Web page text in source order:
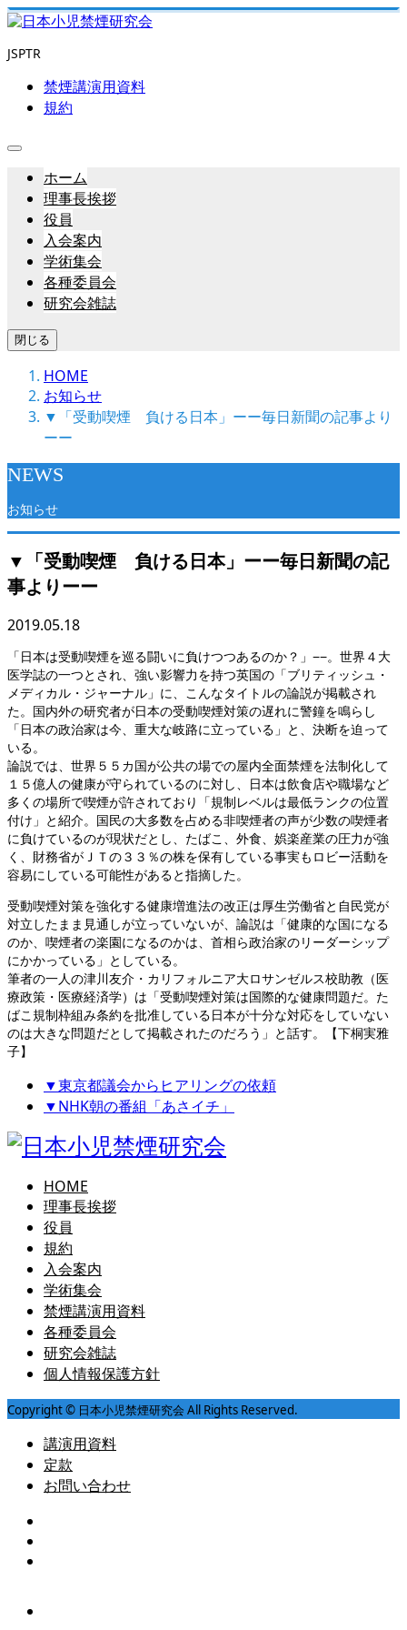
JSPTR
禁煙講演用資料
規約
ホーム
理事長挨拶
役員
入会案内
学術集会
各種委員会
研究会雑誌
閉じる
HOME
お知らせ
▼「受動喫煙 負ける日本」ーー毎日新聞の記事より
ーー
NEWS
お知らせ
▼「受動喫煙 負ける日本」ーー毎日新聞の記
事よりーー
2019.05.18
「日本は受動喫煙を巡る闘いに負けつつあるのか？」−−。世界４大
医学誌の一つとされ、強い影響力を持つ英国の「ブリティッシュ・
メディカル・ジャーナル」に、こんなタイトルの論説が掲載され
た。国内外の研究者が日本の受動喫煙対策の遅れに警鐘を鳴らし
「日本の政治家は今、重大な岐路に立っている」と、決断を迫って
いる。
論説では、世界５５カ国が公共の場での屋内全面禁煙を法制化して
１５億人の健康が守られているのに対し、日本は飲食店や職場など
多くの場所で喫煙が許されており「規制レベルは最低ランクの位置
付け」と紹介。国民の大多数を占める非喫煙者の声が少数の喫煙者
に負けているのが現状だとし、たばこ、外食、娯楽産業の圧力が強
く、財務省がＪＴの３３％の株を保有している事実もロビー活動を
容易にしている可能性があると指摘した。
受動喫煙対策を強化する健康増進法の改正は厚生労働省と自民党が
対立したまま見通しが立っていないが、論説は「健康的な国になる
のか、喫煙者の楽園になるのかは、首相ら政治家のリーダーシップ
にかかっている」としている。
筆者の一人の津川友介・カリフォルニア大ロサンゼルス校助教（医
療政策・医療経済学）は「受動喫煙対策は国際的な健康問題だ。た
ばこ規制枠組み条約を批准している日本が十分な対応をしていない
のは大きな問題だとして掲載されたのだろう」と話す。【下桐実雅
子】
▼東京都議会からヒアリングの依頼
▼NHK朝の番組「あさイチ」
HOME
理事長挨拶
役員
規約
入会案内
学術集会
禁煙講演用資料
各種委員会
研究会雑誌
個人情報保護方針
Copyright © 日本小児禁煙研究会 All Rights Reserved.
講演用資料
定款
お問い合わせ